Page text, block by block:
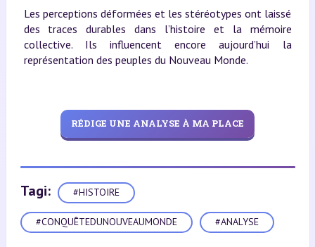
Les perceptions déformées et les stéréotypes ont laissé
des traces durables dans l’histoire et la mémoire
collective. Ils influencent encore aujourd’hui la
représentation des peuples du Nouveau Monde.
RÉDIGE UNE ANALYSE À MA PLACE
Tagi: #HISTOIRE
#CONQUÊTEDUNOUVEAUMONDE #ANALYSE